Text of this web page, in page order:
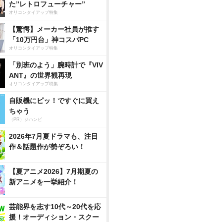
た”レトロフューチャー”
オリコンタイアップ特集
【驚愕】メーカー社員が推す
「10万円台」神コスパPC
オリコンタイアップ特集
「別班のよう」腕時計で『VIV
ANT』の世界観再現
オリコンタイアップ特集
自販機にピッ！ですぐに買え
ちゃう
（PR）ジハンピ
2026年7月夏ドラマも、注目
作＆話題作が勢ぞろい！
【夏アニメ2026】7月期夏の
新アニメを一挙紹介！
芸能界を志す10代～20代を応
援！オーディション・スクー